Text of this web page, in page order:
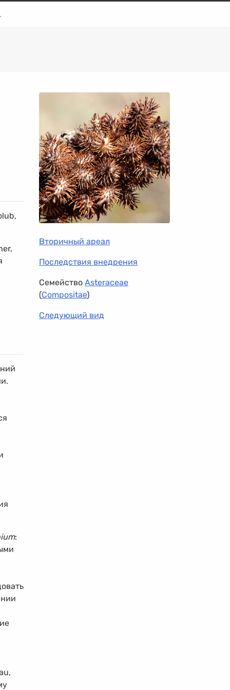
:
Вторичный ареал
Последствия внедрения
Семейство Asteraceae
(Compositae)
Следующий вид